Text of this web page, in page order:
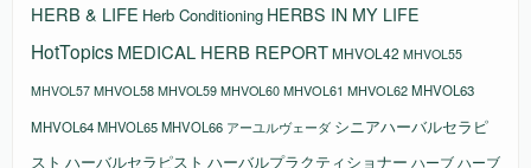
HERB & LIFE Herb Conditioning HERBS IN MY LIFE
HotTopics MEDICAL HERB REPORTMHVOL42 MHVOL55
MHVOL57 MHVOL58 MHVOL59 MHVOL60 MHVOL61 MHVOL62MHVOL63
MHVOL64MHVOL65MHVOL66 アーユルヴェーダ シニアハーバルセラピ
スト ハーバルセラピスト ハーバルプラクティショナー ハーブハーブ